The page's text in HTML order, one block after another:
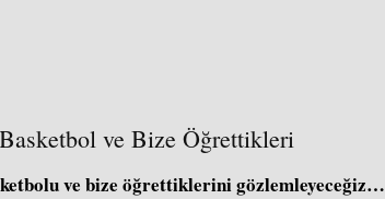
Basketbol ve Bize Öğrettikleri
ve bize öğrettiklerini gözlemleyeceğiz…